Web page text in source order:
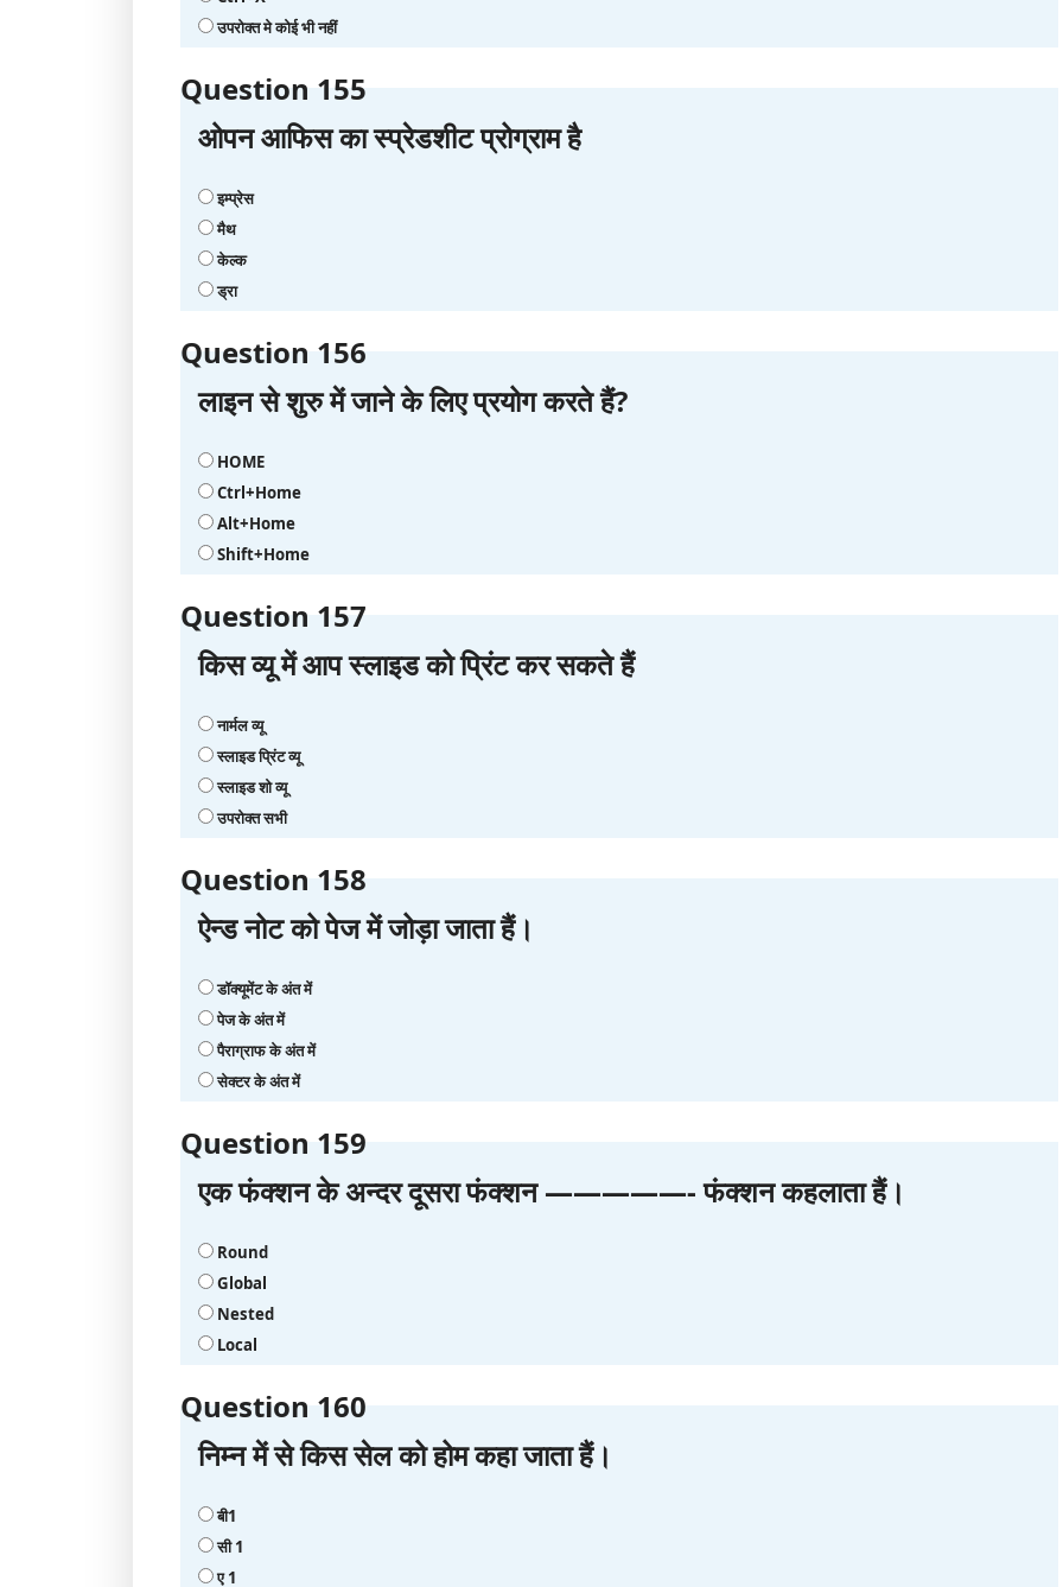
उपरोक्त मे कोई भी नहीं
Question 155
ओपन आफिस का स्प्रेडशीट प्रोग्राम है
इम्‍प्रेस
मैथ
केल्‍क
ड्रा
Question 156
लाइन से शुरु में जाने के लिए प्रयोग करते हैं?
HOME
Ctrl+Home
Alt+Home
Shift+Home
Question 157
किस व्‍यू में आप स्‍लाइड को प्रिंट कर सकते हैं
नार्मल व्‍यू
स्‍लाइड प्रिंट व्‍यू
स्‍लाइड शो व्‍यू
उपरोक्‍त सभी
Question 158
ऐन्‍ड नोट को पेज में जोड़ा जाता हैं।
डॉक्‍यूमेंट के अंत में
पेज के अंत में
पैराग्राफ के अंत में
सेक्‍टर के अंत में
Question 159
एक फंक्‍शन के अन्‍दर दूसरा फंक्‍शन —————- फंक्‍शन कहलाता हैं।
Round
Global
Nested
Local
Question 160
निम्न में से किस सेल को होम कहा जाता हैं।
बी1
सी 1
ए 1